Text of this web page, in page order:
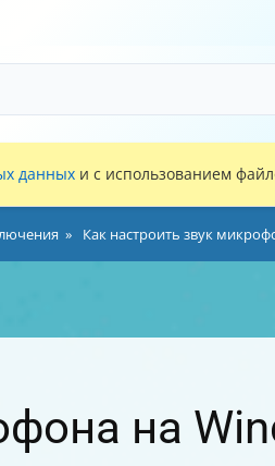
данных и с использованием
Как настроить звук
на